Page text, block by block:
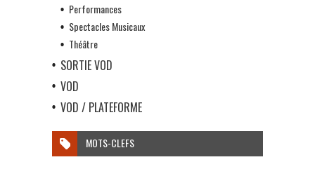
Performances
Spectacles Musicaux
Théâtre
SORTIE VOD
VOD
VOD / PLATEFORME
MOTS-CLEFS